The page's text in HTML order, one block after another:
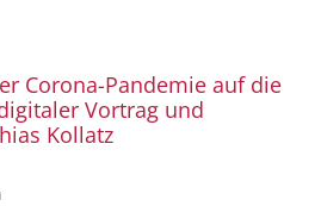
Corona-Pandemie auf die
Vortrag und
Kollatz